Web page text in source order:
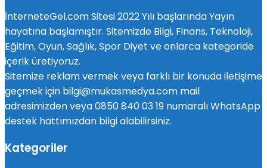
İnterneteGel.com Sitesi 2022 Yılı başlarında Yayın
hayatına başlamıştır. Sitemizde Bilgi, Finans, Teknoloji,
Eğitim, Oyun, Sağlık, Spor Diyet ve onlarca kategoride
içerik üretiyoruz.
Sitemize reklam vermek veya farklı bir konuda iletişime
geçmek için bilgi@mukasmedya.com mail
adresimizden veya 0850 840 03 19 numaralı WhatsApp
destek hattımızdan bilgi alabilirsiniz.
Kategoriler